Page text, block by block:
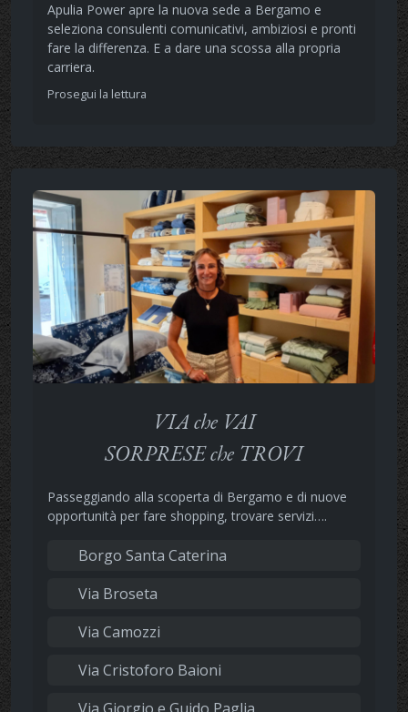
Apulia Power apre la nuova sede a Bergamo e
seleziona consulenti comunicativi, ambiziosi e pronti
fare la differenza. E a dare una scossa alla propria
carriera.
Prosegui la lettura
VIA che VAI
SORPRESE che TROVI
Passeggiando alla scoperta di Bergamo e di nuove
opportunità per fare shopping, trovare servizi….
Borgo Santa Caterina
Via Broseta
Via Camozzi
Via Cristoforo Baioni